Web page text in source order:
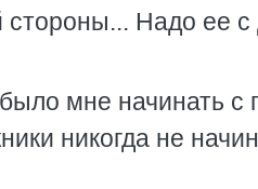
стороны... Надо ее с
мне начинать с
никогда не